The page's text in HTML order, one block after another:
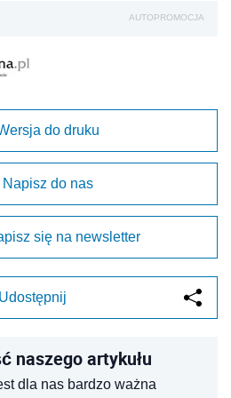
AUTOPROMOCJA
do druku
Napisz do nas
się na newsletter
Udostępnij
naszego artykułu
dla nas bardzo ważna